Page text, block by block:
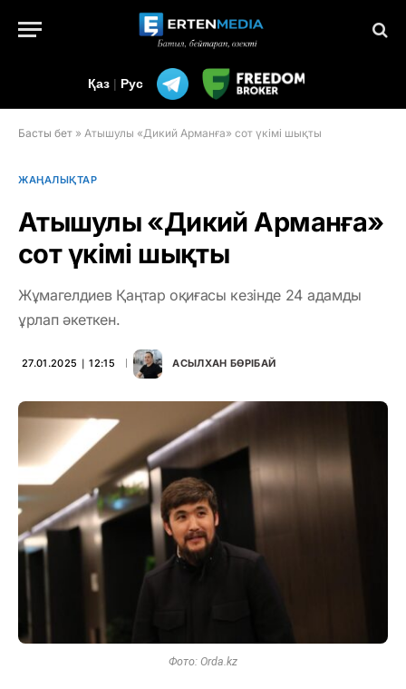
Қаз | Рус
Басты бет » Атышулы «Дикий Арманға» сот үкімі шықты
ЖАҢАЛЫҚТАР
Атышулы «Дикий Арманға»
сот үкімі шықты
Жұмагелдиев Қаңтар оқиғасы кезінде 24 адамды
ұрлап әкеткен.
27.01.2025 ∣ 12:15 АСЫЛХАН БӨРІБАЙ
Фото: Orda.kz